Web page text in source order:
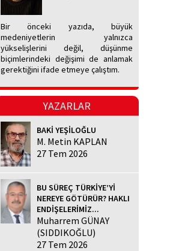
Bir önceki yazıda, büyük
medeniyetlerin yalnızca
yükselişlerini değil, düşünme
biçimlerindeki değişimi de anlamak
gerektiğini ifade etmeye çalıştım.
YAZARLAR
BAKİ YEŞİLOĞLU
M. Metin KAPLAN
27 Tem 2026
BU SÜREÇ TÜRKİYE’Yİ
NEREYE GÖTÜRÜR? HAKLI
ENDİŞELERİMİZ...
Muharrem GÜNAY
(SIDDIKOĞLU)
27 Tem 2026